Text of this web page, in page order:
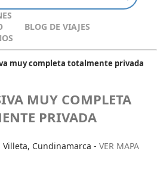
BLOG DE VIAJES
muy completa totalmente privada
MUY COMPLETA
PRIVADA
Villeta, Cundinamarca - VER MAPA